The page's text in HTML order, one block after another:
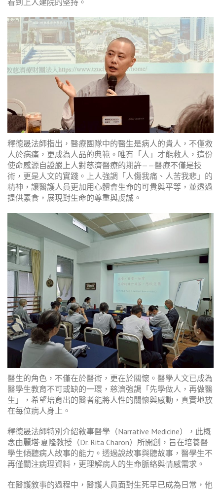
釋德晟法師指出，醫療團隊中的醫生是病人的貴人，不僅救
人於病痛，更成為人品的典範。唯有「人」才能救人，這份
使命感源自證嚴上人對慈濟醫療的期許——醫療不僅是技
術，更是人文的實踐。上人強調「人傷我痛、人苦我悲」的
精神，讓醫護人員更加用心體會生命的可貴與平等，並透過
提供素食，展現對生命的尊重與虔誠。
醫生的角色，不僅在於醫術，更在於關懷。醫學人文已成為
醫學生教育不可或缺的一環，慈濟強調「先學做人，再做醫
生」，希望培育出的醫者能將人性的關懷與感動，真實地放
在每位病人身上。
釋德晟法師特別介紹敘事醫學（Narrative Medicine），此概
念由麗塔·夏隆教授（Dr. Rita Charon）所開創，旨在培養醫
學生傾聽病人故事的能力。透過說故事與聽故事，醫學生不
再僅關注病理資料，更理解病人的生命脈絡與情感需求。
在醫護敘事的過程中，醫護人員面對生死早已成為日常，他